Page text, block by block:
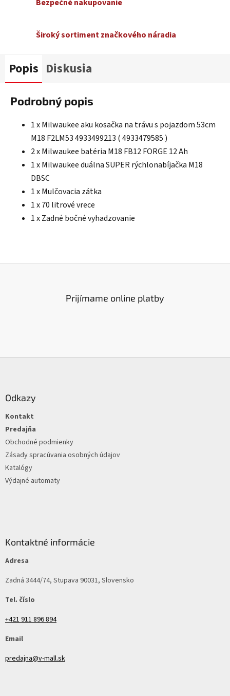
Bezpečné nakupovanie
Široký sortiment značkového náradia
Popis Diskusia
Podrobný popis
1 x Milwaukee aku kosačka na trávu s pojazdom 53cm
M18 F2LM53 4933499213 ( 4933479585 )
2 xMilwaukee batéria M18 FB12 FORGE 12 Ah
1 xMilwaukee duálna SUPER rýchlonabíjačka M18
DBSC
1 x Mulčovacia zátka
1 x 70 litrové vrece
1 x Zadné bočné vyhadzovanie
Prijímame online platby
Odkazy
Kontakt
Predajňa
Obchodné podmienky
Zásady spracúvania osobných údajov
Katalógy
Výdajné automaty
Kontaktné informácie
Adresa
Zadná 3444/74, Stupava 90031, Slovensko
Tel. číslo
+421 911 896 894
Email
predajna@v-mall.sk